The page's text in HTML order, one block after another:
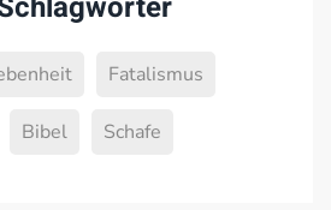
Fatalismus
Bibel Schafe